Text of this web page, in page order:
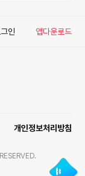
인 앱다운로드
개인정보처리방침